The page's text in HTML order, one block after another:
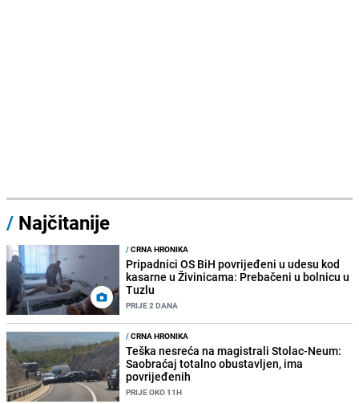
/ Najčitanije
/CRNA HRONIKA
Pripadnici OS BiH povrijeđeni u udesu kod
kasarne u Živinicama: Prebačeni u bolnicu u
Tuzlu
PRIJE 2 DANA
/CRNA HRONIKA
Teška nesreća na magistrali Stolac-Neum:
Saobraćaj totalno obustavljen, ima
povrijeđenih
PRIJE OKO 11H